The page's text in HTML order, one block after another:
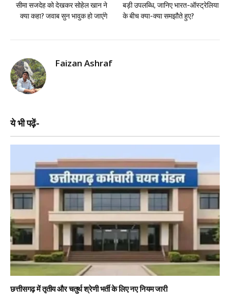
सीमा सजदेह को देखकर सोहेल खान ने
क्या कहा? जवाब सुन भावुक हो जाएंगे
बड़ी उपलब्धि, जानिए भारत-ऑस्ट्रेलिया
के बीच क्या-क्या समझौते हुए?
Faizan Ashraf
ये भी पढ़ें-
छत्तीसगढ़ में तृतीय और चतुर्थ श्रेणी भर्ती के लिए नए नियम जारी